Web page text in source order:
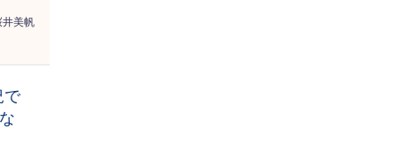
井美帆
で